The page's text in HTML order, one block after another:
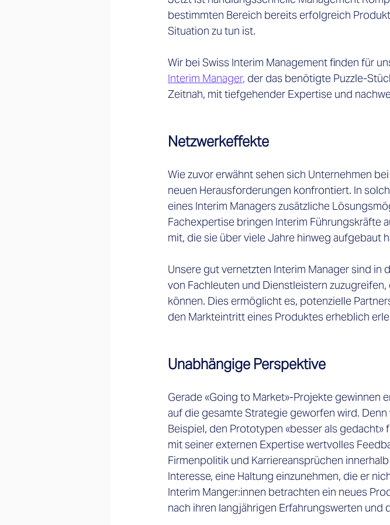
bestimmten Bereich bereits erfolgreich
Situation zu tun ist.
Wir bei Swiss Interim Management finden für
Interim Manager, der das benötigte Puzzle-
Zeitnah, mit tiefgehender Expertise und
Netzwerkeffekte
Wie zuvor erwähnt sehen sich Unternehmen
neuen Herausforderungen konfrontiert. In
eines Interim Managers zusätzliche
Fachexpertise bringen Interim Führungskräfte
mit, die sie über viele Jahre hinweg aufgebaut
Unsere gut vernetzten Interim Manager sind in
von Fachleuten und Dienstleistern
können. Dies ermöglicht es, potenzielle
den Markteintritt eines Produktes erheblich
Unabhängige Perspektive
Gerade «Going to Market»-Projekte gewinnen
auf die gesamte Strategie geworfen wird.
Beispiel, den Prototypen «besser als gedacht»
mit seiner externen Expertise wertvolles
Firmenpolitik und Karriereansprüchen
Interesse, eine Haltung einzunehmen, die er
Interim Manger:innen betrachten ein neues
nach ihren langjährigen Erfahrungswerten und